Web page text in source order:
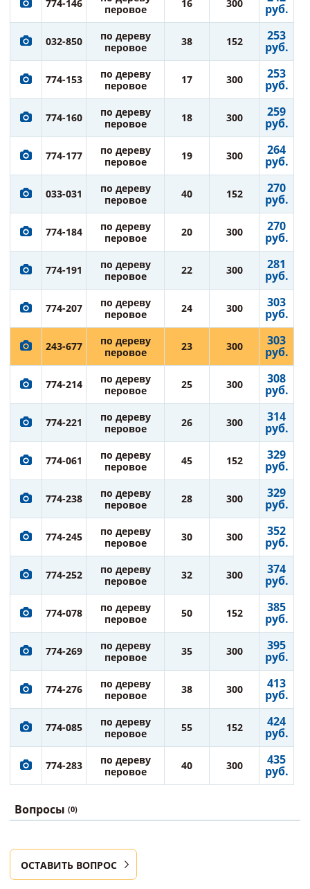
774-146
перовое
16 300 руб.
032-850
по дереву
перовое
38 152 253
руб.
774-153
по дереву
перовое
17 300 253
руб.
774-160
по дереву
перовое
18 300 259
руб.
774-177
по дереву
перовое
19 300 264
руб.
033-031
по дереву
перовое
40 152 270
руб.
774-184
по дереву
перовое
20 300 270
руб.
774-191
по дереву
перовое
22 300 281
руб.
774-207
по дереву
перовое
24 300 303
руб.
243-677
по дереву
перовое
23 300 303
руб.
774-214
по дереву
перовое
25 300 308
руб.
774-221
по дереву
перовое
26 300 314
руб.
774-061
по дереву
перовое
45 152 329
руб.
774-238
по дереву
перовое
28 300 329
руб.
774-245
по дереву
перовое
30 300 352
руб.
774-252
по дереву
перовое
32 300 374
руб.
774-078
по дереву
перовое
50 152 385
руб.
774-269
по дереву
перовое
35 300 395
руб.
774-276
по дереву
перовое
38 300 413
руб.
774-085
по дереву
перовое
55 152 424
руб.
774-283
по дереву
перовое
40 300 435
руб.
Вопросы (0)
ОСТАВИТЬ ВОПРОС